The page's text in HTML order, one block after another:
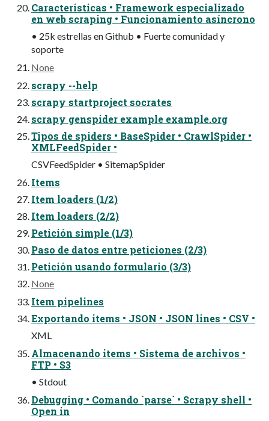
Características • Framework especializado
en web scraping • Funcionamiento asíncrono
• 25k estrellas en Github • Fuerte comunidad y
soporte
None
scrapy --help
scrapy startproject socrates
scrapy genspider example example.org
Tipos de spiders • BaseSpider • CrawlSpider •
XMLFeedSpider •
CSVFeedSpider • SitemapSpider
Items
Item loaders (1/2)
Item loaders (2/2)
Petición simple (1/3)
Paso de datos entre peticiones (2/3)
Petición usando formulario (3/3)
None
Item pipelines
Exportando items • JSON • JSON lines • CSV •
XML
Almacenando items • Sistema de archivos •
FTP • S3
• Stdout
Debugging • Comando `parse` • Scrapy shell •
Open in